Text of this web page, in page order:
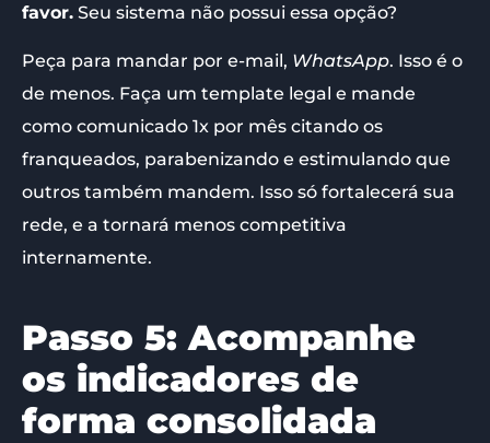
favor. Seu sistema não possui essa opção?
Peça para mandar por e-mail, WhatsApp. Isso é o
de menos. Faça um template legal e mande
como comunicado 1x por mês citando os
franqueados, parabenizando e estimulando que
outros também mandem. Isso só fortalecerá sua
rede, e a tornará menos competitiva
internamente.
Passo 5: Acompanhe
os indicadores de
forma consolidada